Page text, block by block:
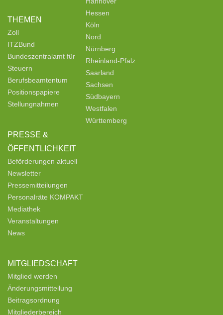
THEMEN
Zoll
ITZBund
Bundeszentralamt für
Steuern
Berufsbeamtentum
Positionspapiere
Stellungnahmen
PRESSE &
ÖFFENTLICHKEIT
Beförderungen aktuell
Newsletter
Pressemitteilungen
Personalräte KOMPAKT
Mediathek
Veranstaltungen
News
MITGLIEDSCHAFT
Mitglied werden
Änderungsmitteilung
Beitragsordnung
Mitgliederbereich
Hessen
Köln
Nord
Nürnberg
Rheinland-Pfalz
Saarland
Sachsen
Südbayern
Westfalen
Württemberg